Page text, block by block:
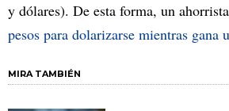
y dólares). De esta forma, un
pesos para dolarizarse mientras gana
MIRA TAMBIÉN